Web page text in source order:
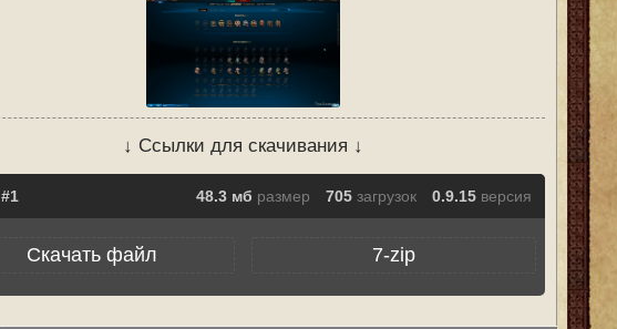
↓ Ссылки для скачивания ↓
48.3 мб размер 705 загрузок 0.9.15 версия
Скачать файл 7-zip